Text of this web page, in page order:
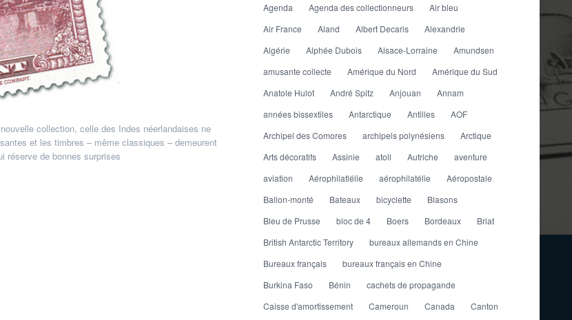
collection, celle des Indes néerlandaises ne
et les timbres – même classiques – demeurent
réserve de bonnes surprises
Agenda
Agenda des collectionneurs
Air bleu
Air France
Aland Albert Decaris
Alexandrie
Algérie
Alphée Dubois Alsace-Lorraine
Amundsen
amusante collecte
Amérique du Nord
Amérique du Sud
Anatole Hulot
André Spitz Anjouan
Annam
années bissextiles
Antarctique Antilles
AOF
Archipel des Comores
archipels polynésiens
Arctique
Arts décoratifs
Assinie atoll Autriche
aventure
aviation
Aérophilatlélie aérophilatélie
Aéropostale
Ballon-monté
Bateaux bicyclette
Blasons
Bleu de Prusse
bloc de 4 Boers Bordeaux
Briat
British Antarctic Territory
bureaux allemands en Chine
Bureaux français
bureaux français en Chine
Burkina Faso
Bénin
cachets de propagande
Caisse d'amortissement
Cameroun Canada
Canton